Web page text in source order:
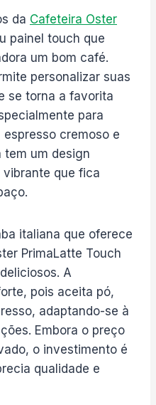
da Cafeteira Oster
painel touch que
um bom café.
personalizar suas
se torna a favorita
para
cremoso e
tem um design
vibrante que fica
italiana que oferece
PrimaLatte Touch
A
pois aceita pó,
adaptando-se à
Embora o preço
o investimento é
qualidade e